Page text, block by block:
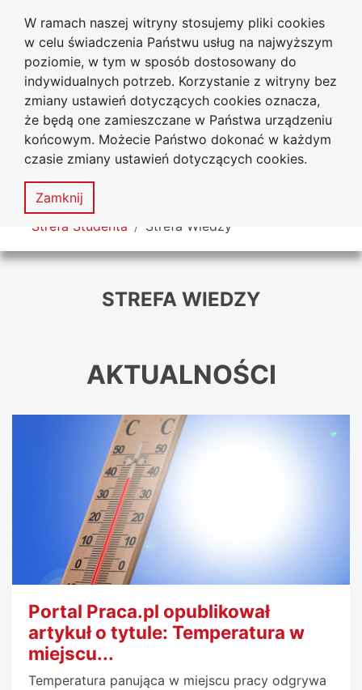
W ramach naszej witryny stosujemy pliki cookies
w celu świadczenia Państwu usług na najwyższym
poziomie, w tym w sposób dostosowany do
indywidualnych potrzeb. Korzystanie z witryny bez
zmiany ustawień dotyczących cookies oznacza,
że będą one zamieszczane w Państwa urządzeniu
końcowym. Możecie Państwo dokonać w każdym
czasie zmiany ustawień dotyczących cookies.
Zamknij
Przejdź do głównego menu
Przejdź do treści
Przejdź do wyszukiwarki
Przejdź do mapy serwisu
Uniwersytet
Jana Długosza w Częstochowie
Biuro Karier
Deklaracja
dostępności
Mapa
serwisu
MENU
Tutaj jesteś
Strefa Studenta Strefa Wiedzy
STREFA WIEDZY
AKTUALNOŚCI
Portal Praca.pl opublikował
artykuł o tytule: Temperatura w
miejscu...
Temperatura panująca w miejscu pracy odgrywa